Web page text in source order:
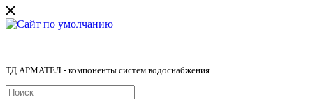
ТД АРМАТЕЛ - компоненты систем водоснабжения